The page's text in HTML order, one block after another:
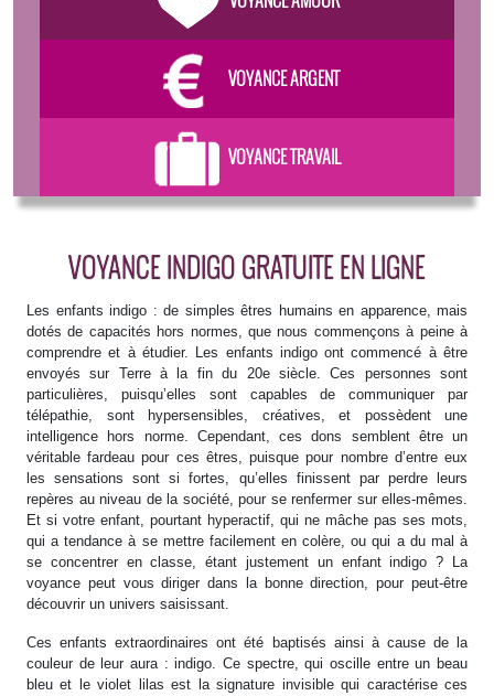
VOYANCE ARGENT
VOYANCE TRAVAIL
VOYANCE INDIGO GRATUITE EN LIGNE
Les enfants indigo : de simples êtres humains en apparence, mais
dotés de capacités hors normes, que nous commençons à peine à
comprendre et à étudier. Les enfants indigo ont commencé à être
envoyés sur Terre à la fin du 20e siècle. Ces personnes sont
particulières, puisqu’elles sont capables de communiquer par
télépathie, sont hypersensibles, créatives, et possèdent une
intelligence hors norme. Cependant, ces dons semblent être un
véritable fardeau pour ces êtres, puisque pour nombre d’entre eux
les sensations sont si fortes, qu’elles finissent par perdre leurs
repères au niveau de la société, pour se renfermer sur elles-mêmes.
Et si votre enfant, pourtant hyperactif, qui ne mâche pas ses mots,
qui a tendance à se mettre facilement en colère, ou qui a du mal à
se concentrer en classe, étant justement un enfant indigo ? La
voyance peut vous diriger dans la bonne direction, pour peut-être
découvrir un univers saisissant.
Ces enfants extraordinaires ont été baptisés ainsi à cause de la
couleur de leur aura : indigo. Ce spectre, qui oscille entre un beau
bleu et le violet lilas est la signature invisible qui caractérise ces